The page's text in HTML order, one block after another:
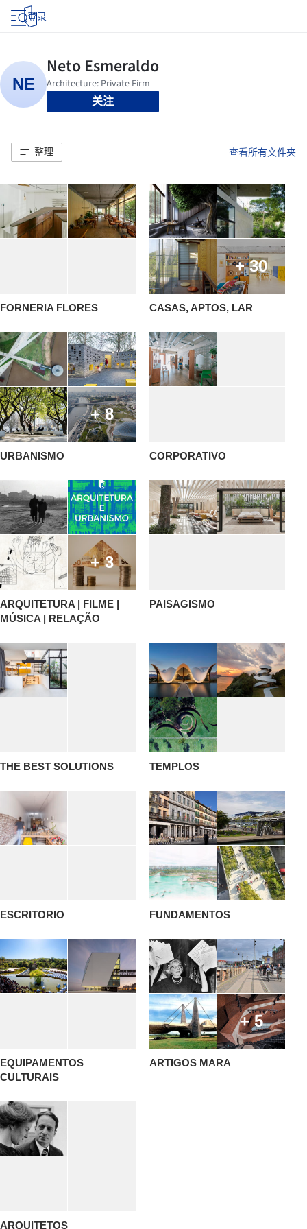
登录
关注
整理 查看所有文件夹
FORNERIA FLORES
+ 30
CASAS, APTOS, LAR
+ 8
URBANISMO CORPORATIVO
+ 3
ARQUITETURA | FILME |
MÚSICA | RELAÇÃO
PAISAGISMO
THE BEST SOLUTIONS TEMPLOS
ESCRITORIO FUNDAMENTOS
EQUIPAMENTOS
CULTURAIS
+ 5
ARTIGOS MARA
ARQUITETOS